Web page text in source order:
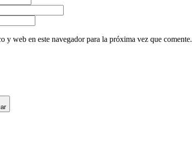
y web en este navegador para la próxima vez que comente.